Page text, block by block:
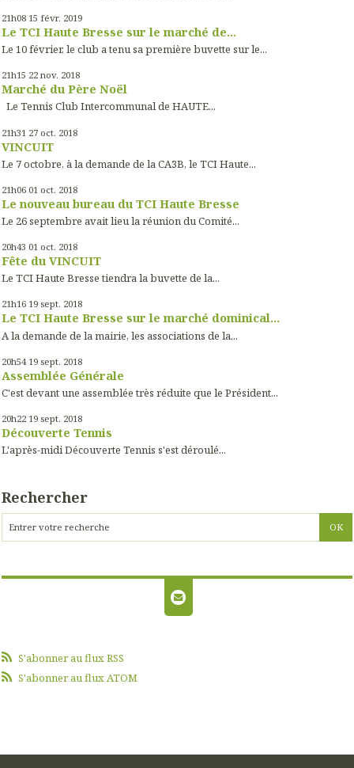
21h08 15 févr. 2019
Le TCI Haute Bresse sur le marché de...
Le 10 février, le club a tenu sa première buvette sur le...
21h15 22 nov. 2018
Marché du Père Noël
Le Tennis Club Intercommunal de HAUTE...
21h31 27 oct. 2018
VINCUIT
Le 7 octobre, à la demande de la CA3B, le TCI Haute...
21h06 01 oct. 2018
Le nouveau bureau du TCI Haute Bresse
Le 26 septembre avait lieu la réunion du Comité...
20h43 01 oct. 2018
Fête du VINCUIT
Le TCI Haute Bresse tiendra la buvette de la...
21h16 19 sept. 2018
Le TCI Haute Bresse sur le marché dominical...
A la demande de la mairie, les associations de la...
20h54 19 sept. 2018
Assemblée Générale
C'est devant une assemblée très réduite que le Président...
20h22 19 sept. 2018
Découverte Tennis
L'après-midi Découverte Tennis s'est déroulé...
Rechercher
S'abonner au flux RSS
S'abonner au flux ATOM